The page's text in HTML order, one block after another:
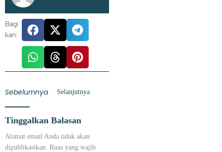
Bagi
kan:
Sebelumnya Selanjutnya
Tinggalkan Balasan
Alamat email Anda tidak akan
dipublikasikan. Ruas yang wajib